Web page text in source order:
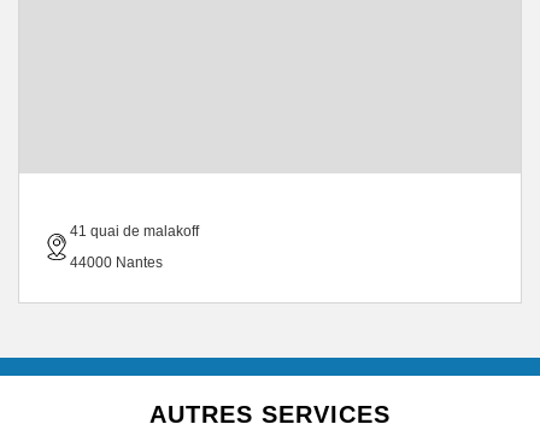
41 quai de malakoff
44000 Nantes
AUTRES SERVICES